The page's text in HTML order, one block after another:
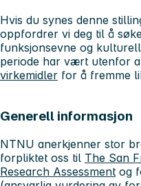
Hvis du synes denne
oppfordrer vi deg til å
funksjonsevne og
periode har vært utenfor
virkemidler for å fremme
Generell informasjon
NTNU anerkjenner stor
forpliktet oss til The San
Research Assessment og